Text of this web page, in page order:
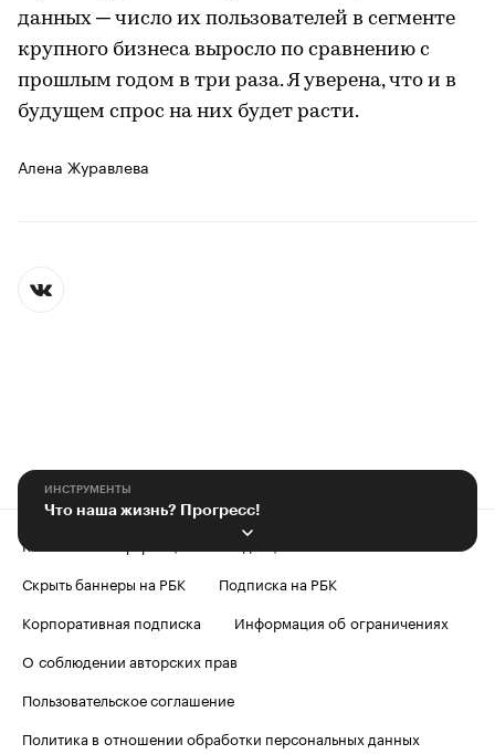
данных ─ число их пользователей в сегменте
крупного бизнеса выросло по сравнению с
прошлым годом в три раза. Я уверена, что и в
будущем спрос на них будет расти.
Алена Журавлева
ИНСТРУМЕНТЫ
Что наша жизнь? Прогресс!
Контактная информация
Редакция
Скрыть баннеры на РБК
Подписка на РБК
Корпоративная подписка
Информация об ограничениях
О соблюдении авторских прав
Пользовательское соглашение
Политика в отношении обработки персональных данных